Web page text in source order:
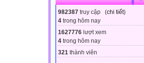
982387 truy cập (chi tiết)
4 trong hôm nay
1627776 lượt xem
4 trong hôm nay
321 thành viên